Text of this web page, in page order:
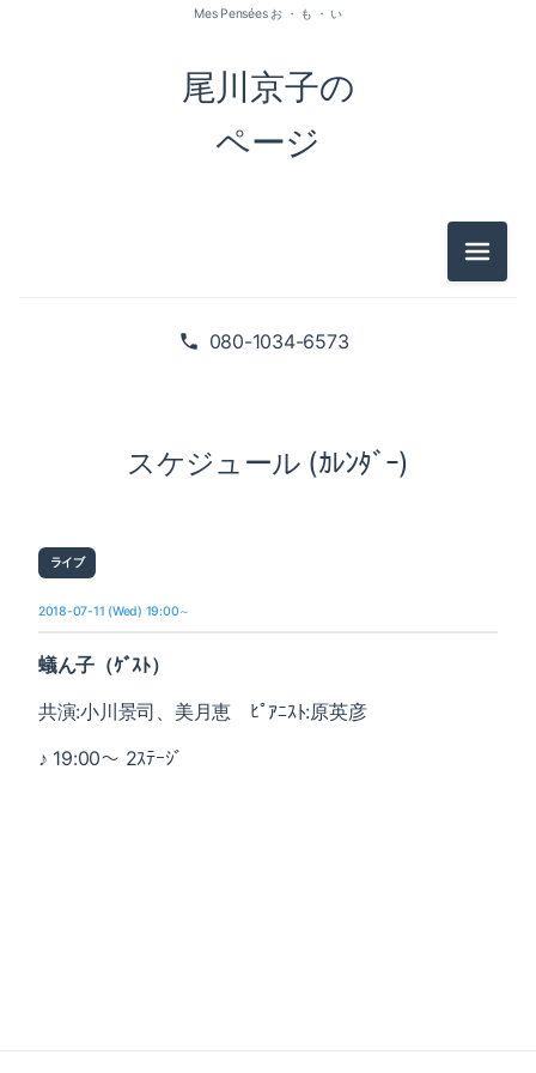
080-1034-6573
尾川京子の
ページ
Mes Pensées お ・ も ・ い
メニュ
スケジュール (ｶﾚﾝﾀﾞｰ)
ライブ
2018-07-11 (Wed) 19:00～
蟻ん子（ｹﾞｽﾄ）
共演:小川景司、美月恵 ﾋﾟｱﾆｽﾄ:原英彦
♪ 19:00～ 2ｽﾃｰｼﾞ